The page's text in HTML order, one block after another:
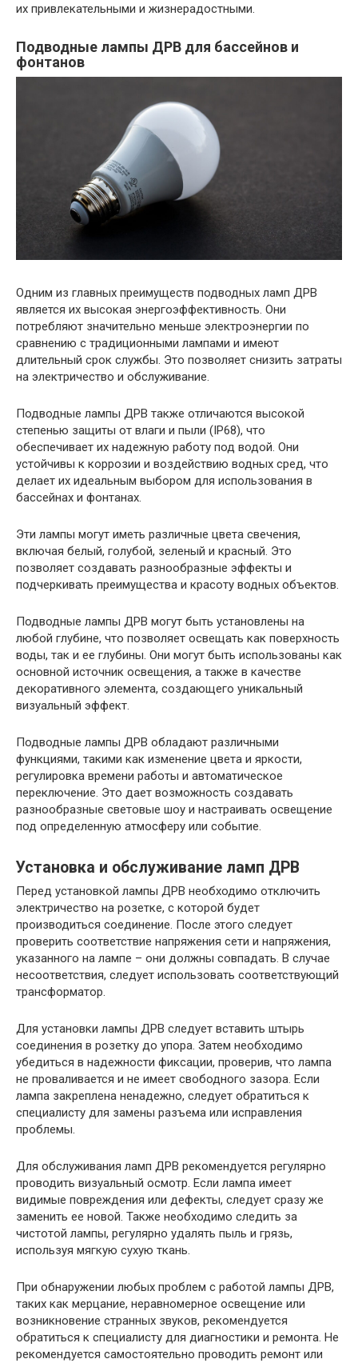
их привлекательными и жизнерадостными.
Подводные лампы ДРВ для бассейнов и
фонтанов
Одним из главных преимуществ подводных ламп ДРВ
является их высокая энергоэффективность. Они
потребляют значительно меньше электроэнергии по
сравнению с традиционными лампами и имеют
длительный срок службы. Это позволяет снизить затраты
на электричество и обслуживание.
Подводные лампы ДРВ также отличаются высокой
степенью защиты от влаги и пыли (IP68), что
обеспечивает их надежную работу под водой. Они
устойчивы к коррозии и воздействию водных сред, что
делает их идеальным выбором для использования в
бассейнах и фонтанах.
Эти лампы могут иметь различные цвета свечения,
включая белый, голубой, зеленый и красный. Это
позволяет создавать разнообразные эффекты и
подчеркивать преимущества и красоту водных объектов.
Подводные лампы ДРВ могут быть установлены на
любой глубине, что позволяет освещать как поверхность
воды, так и ее глубины. Они могут быть использованы как
основной источник освещения, а также в качестве
декоративного элемента, создающего уникальный
визуальный эффект.
Подводные лампы ДРВ обладают различными
функциями, такими как изменение цвета и яркости,
регулировка времени работы и автоматическое
переключение. Это дает возможность создавать
разнообразные световые шоу и настраивать освещение
под определенную атмосферу или событие.
Установка и обслуживание ламп ДРВ
Перед установкой лампы ДРВ необходимо отключить
электричество на розетке, с которой будет
производиться соединение. После этого следует
проверить соответствие напряжения сети и напряжения,
указанного на лампе – они должны совпадать. В случае
несоответствия, следует использовать соответствующий
трансформатор.
Для установки лампы ДРВ следует вставить штырь
соединения в розетку до упора. Затем необходимо
убедиться в надежности фиксации, проверив, что лампа
не проваливается и не имеет свободного зазора. Если
лампа закреплена ненадежно, следует обратиться к
специалисту для замены разъема или исправления
проблемы.
Для обслуживания ламп ДРВ рекомендуется регулярно
проводить визуальный осмотр. Если лампа имеет
видимые повреждения или дефекты, следует сразу же
заменить ее новой. Также необходимо следить за
чистотой лампы, регулярно удалять пыль и грязь,
используя мягкую сухую ткань.
При обнаружении любых проблем с работой лампы ДРВ,
таких как мерцание, неравномерное освещение или
возникновение странных звуков, рекомендуется
обратиться к специалисту для диагностики и ремонта. Не
рекомендуется самостоятельно проводить ремонт или